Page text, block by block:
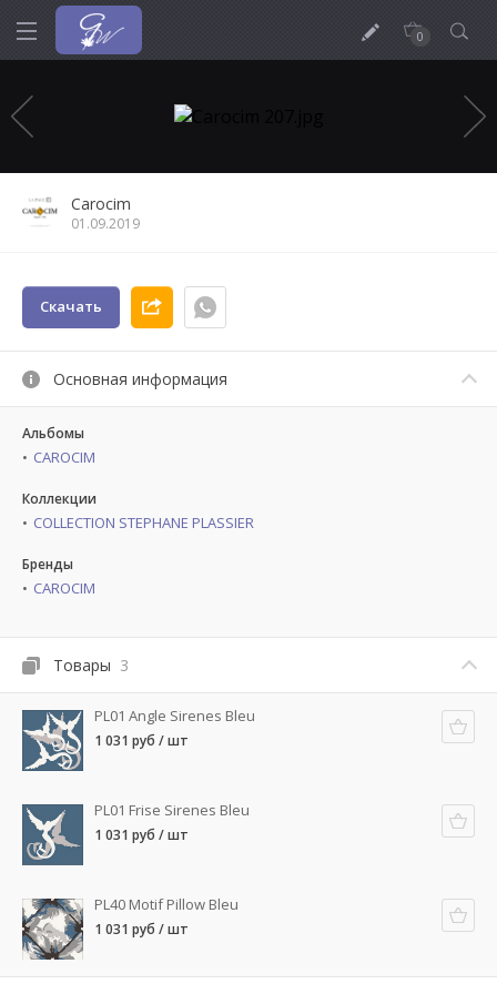
0
Carocim
01.09.2019
Скачать
Основная информация
Альбомы
CAROCIM
Коллекции
COLLECTION STEPHANE PLASSIER
Бренды
CAROCIM
Товары 3
PL01 Angle Sirenes Bleu
1 031 руб / шт
PL01 Frise Sirenes Bleu
1 031 руб / шт
PL40 Motif Pillow Bleu
1 031 руб / шт